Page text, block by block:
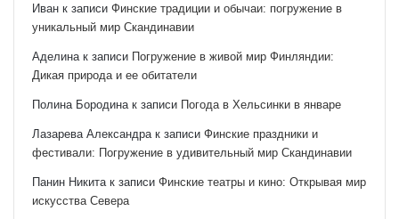
Иван к записи Финские традиции и обычаи: погружение в
уникальный мир Скандинавии
Аделина к записи Погружение в живой мир Финляндии:
Дикая природа и ее обитатели
Полина Бородина к записи Погода в Хельсинки в январе
Лазарева Александра к записи Финские праздники и
фестивали: Погружение в удивительный мир Скандинавии
Панин Никита к записи Финские театры и кино: Открывая мир
искусства Севера